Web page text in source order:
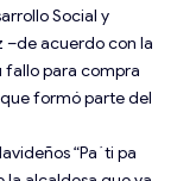
Social y
–de acuerdo con la
fallo para compra
formó parte del
“Pa´ti pa